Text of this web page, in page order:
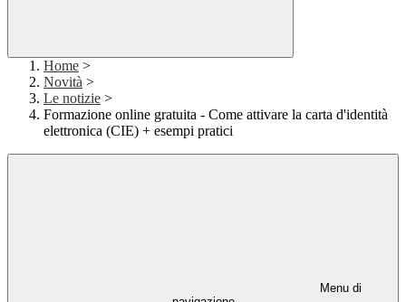
Home >
Novità >
Le notizie >
Formazione online gratuita - Come attivare la carta d'identità
elettronica (CIE) + esempi pratici
Menu di